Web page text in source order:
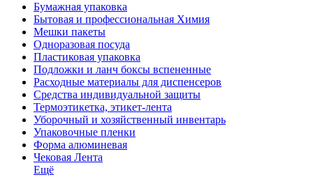
Бумажная упаковка
Бытовая и профессиональная Химия
Мешки пакеты
Одноразовая посуда
Пластиковая упаковка
Подложки и ланч боксы вспененные
Расходные материалы для диспенсеров
Средства индивидуальной защиты
Термоэтикетка, этикет-лента
Уборочный и хозяйственный инвентарь
Упаковочные пленки
Форма алюминевая
Чековая Лента
Ещё